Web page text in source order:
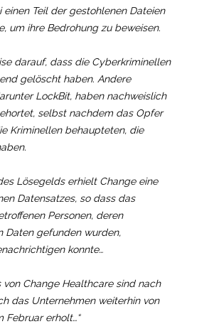
Teil der gestohlenen Dateien
um ihre Bedrohung zu beweisen.
darauf, dass die Cyberkriminellen
gelöscht haben. Andere
LockBit, haben nachweislich
selbst nachdem das Opfer
Kriminellen behaupteten, die
Lösegelds erhielt Change eine
Datensatzes, so dass das
Personen, deren
Daten gefunden wurden,
konnte…
von Change Healthcare sind nach
das Unternehmen weiterhin von
Februar erholt…“